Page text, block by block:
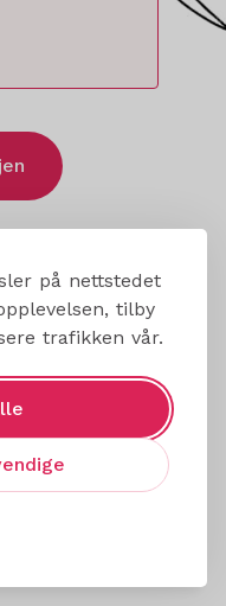
på nettstedet
tilby
trafikken vår.